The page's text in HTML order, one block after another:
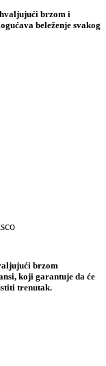
brzom i
beleženje svakog
brzom
koji garantuje da će
trenutak.